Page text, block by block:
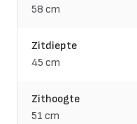
58 cm
Zitdiepte
45 cm
Zithoogte
51 cm